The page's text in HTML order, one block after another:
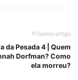
Próximo artigo
da Pesada 4 | Quem
Dorfman? Como
ela morreu?